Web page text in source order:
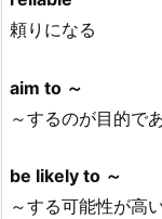
頼りになる
aim to ～
～するのが目的で
be likely to ～
～する可能性が高